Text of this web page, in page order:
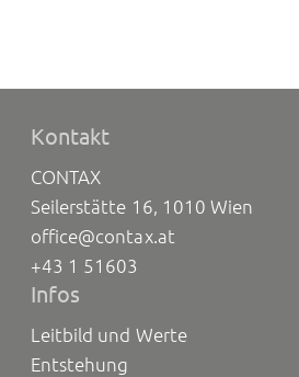
Kontakt
CONTAX
Seilerstätte 16, 1010 Wien
office@contax.at
+43 1 51603
Infos
Leitbild und Werte
Entstehung